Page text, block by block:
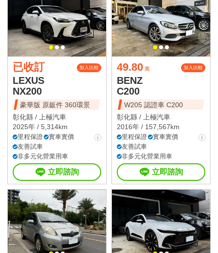
已收訂 加入比較
LEXUS
NX200
豪華版 原鈑件 360環景
彰化縣 /
上極汽車
2025年 / 5,314km
里程保證
實車實價
友善試車
非多元化營業用車
立即諮詢
49.80 萬 加入比較
BENZ
C200
W205 認證車 C200
彰化縣 /
上極汽車
2016年 / 157,567km
里程保證
實車實價
友善試車
非多元化營業用車
立即諮詢